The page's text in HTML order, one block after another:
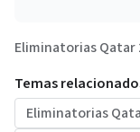
Eliminatorias Qatar
Temas
Eliminatorias